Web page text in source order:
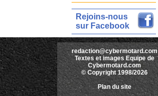
Rejoins-nous
sur Facebook
redaction@cybermotard.com
Textes et images Equipe de
Cybermotard.com
© Copyright 1998/2026
Plan du site